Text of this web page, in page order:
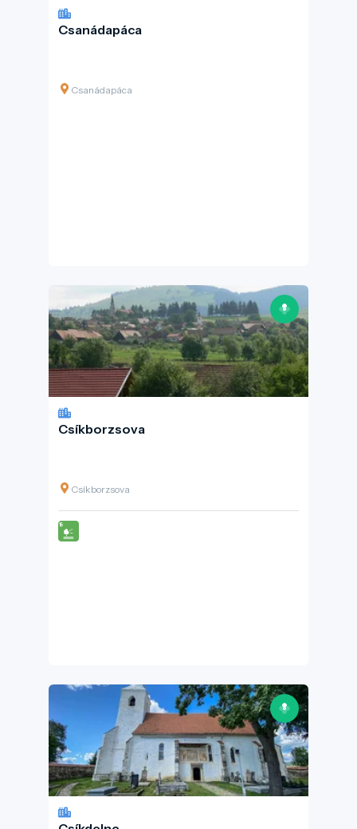
Csanádapáca
Csanádapáca
Csíkborzsova
Csíkborzsova